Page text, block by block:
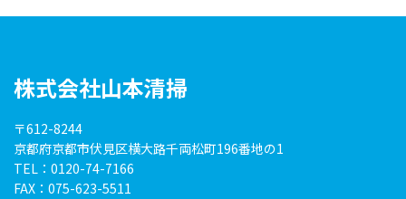
株式会社山本清掃
〒612-8244
京都府京都市伏見区横大路千両松町196番地の1
TEL：0120-74-7166
FAX：075-623-5511